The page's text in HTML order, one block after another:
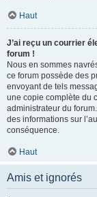
Haut
J’ai reçu un courrier
forum !
Nous en sommes
ce forum possède des
envoyant de tels
une copie complète du
administrateur du
des informations sur
conséquence.
Haut
Amis et ignorés